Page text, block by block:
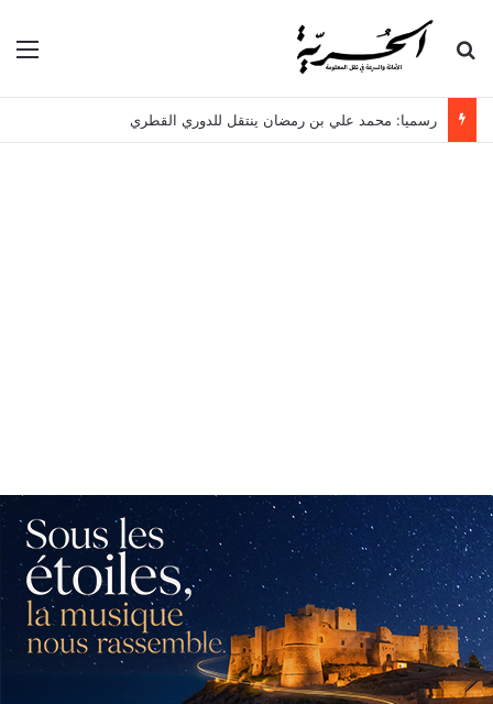
بحث عن
رسميا: محمد علي بن رمضان ينتقل للدوري القطري